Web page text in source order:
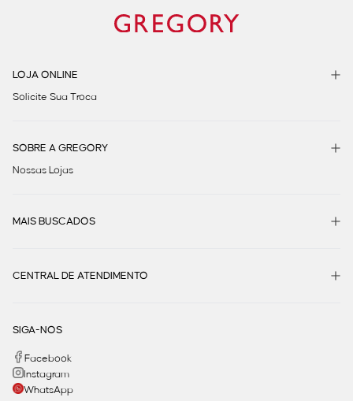
LOJA ONLINE
Solicite Sua Troca
SOBRE A GREGORY
Nossas Lojas
MAIS BUSCADOS
CENTRAL DE ATENDIMENTO
SIGA-NOS
Facebook
Instagram
WhatsApp